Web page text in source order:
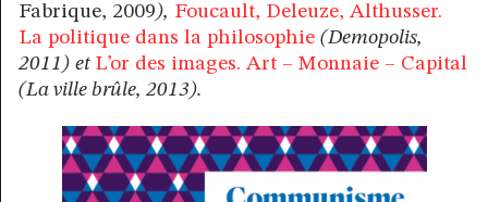
Fabrique, 2009), Foucault, Deleuze, Althusser.
La politique dans la philosophie (Demopolis,
2011) et L’or des images. Art – Monnaie – Capital
(La ville brûle, 2013).